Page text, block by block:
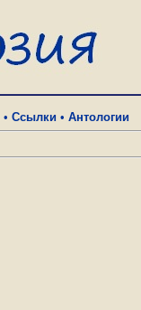
• Ссылки • Антологии